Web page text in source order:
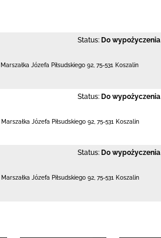
Status: Do wypożyczenia
Józefa Piłsudskiego 92 75-531 Koszalin
Status: Do wypożyczenia
Józefa Piłsudskiego 92 75-531 Koszalin
Status: Do wypożyczenia
Józefa Piłsudskiego 92, 75-531 Koszalin